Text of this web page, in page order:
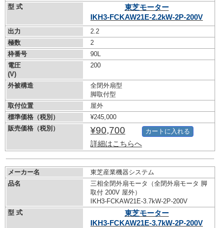
型 式
東芝モーター
IKH3-FCKAW21E-2.2kW-2P-200V
出力
2.2
極数
2
枠番号
90L
電圧
(V)
200
外被構造
全閉外扇型
脚取付型
取付位置
屋外
標準価格（税別）
¥245,000
販売価格（税別）
¥90,700
詳細はこちらへ
カートに入れる
メーカー名
東芝産業機器システム
品名
三相全閉外扇モータ（全閉外扇モータ 脚
取付 200V 屋外）
IKH3-FCKAW21E-3.7kW-2P-200V
型 式
東芝モーター
IKH3-FCKAW21E-3.7kW-2P-200V